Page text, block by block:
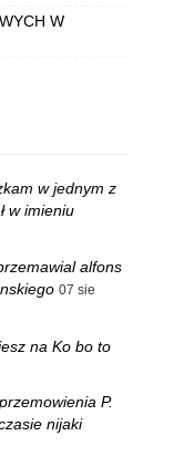
W
w jednym z
w imieniu
alfons
07 sie
na Ko bo to
P.
nijaki